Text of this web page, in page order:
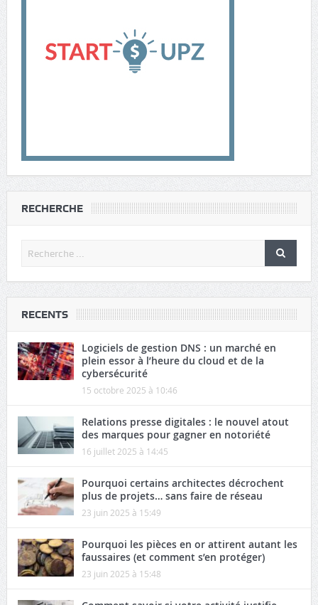
RECHERCHE
RECENTS
Logiciels de gestion DNS : un marché en
plein essor à l’heure du cloud et de la
cybersécurité
15 octobre 2025 à 10:46
Relations presse digitales : le nouvel atout
des marques pour gagner en notoriété
16 juillet 2025 à 14:45
Pourquoi certains architectes décrochent
plus de projets… sans faire de réseau
23 juin 2025 à 15:49
Pourquoi les pièces en or attirent autant les
faussaires (et comment s’en protéger)
23 juin 2025 à 15:48